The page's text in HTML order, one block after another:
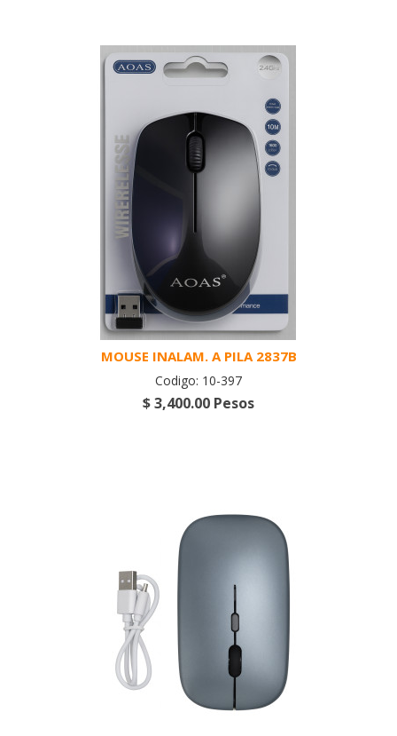
MOUSE INALAM. A PILA 2837B
Codigo: 10-397
$ 3,400.00 Pesos